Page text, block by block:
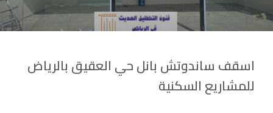
اسقف ساندوتش بانل حي العقيق بالرياض
للمشاريع السكنية